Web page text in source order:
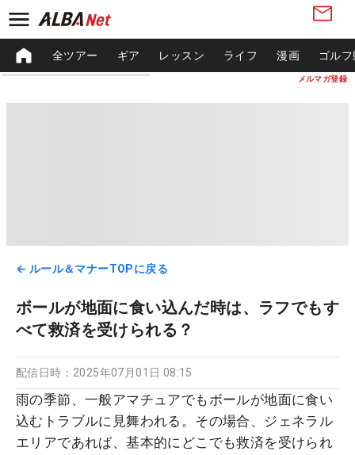
メルマガ登録
全ツアー ギア レッスン ライフ 漫画 ゴル
← ルール＆マナーTOPに戻る
ボールが地面に食い込んだ時は、ラフでもす
べて救済を受けられる？
配信日時： 2025年07月01日 08:15
雨の季節、一般アマチュアでもボールが地面に食い
込むトラブルに見舞われる。その場合、ジェネラル
エリアであれば、基本的にどこでも救済を受けられ